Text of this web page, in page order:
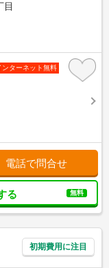
目
ンターネット無料
電話で問合せ
る 無料
初期費用に注目